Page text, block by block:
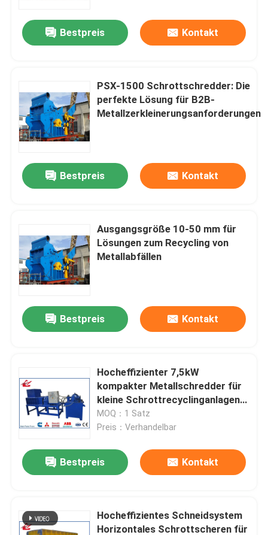
Zu Hause
Über uns
Kontakt mit uns
Neuigkeiten
Rechtssachen
Industrielle Ballenpreßmaschine
Bestpreis Kontakt
PSX-1500 Schrottschredder: Die
perfekte Lösung für B2B-
Metallzerkleinerungsanforderungen
Bestpreis Kontakt
Ausgangsgröße 10-50 mm für
Lösungen zum Recycling von
Metallabfällen
Bestpreis Kontakt
Hocheffizienter 7,5kW
kompakter Metallschredder für
kleine Schrottrecyclinganlagen
mit einfacher Struktur
MOQ：1 Satz
Preis：Verhandelbar
Bestpreis Kontakt
Hocheffizientes Schneidsystem
Horizontales Schrottscheren für